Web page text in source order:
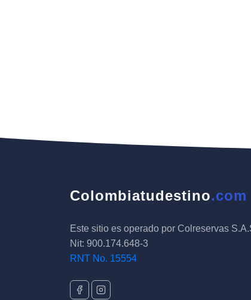
Colombiatudestino.com
Este sitio es operado por Colreservas
Nit: 900.174.648-3
RNT No. 15554